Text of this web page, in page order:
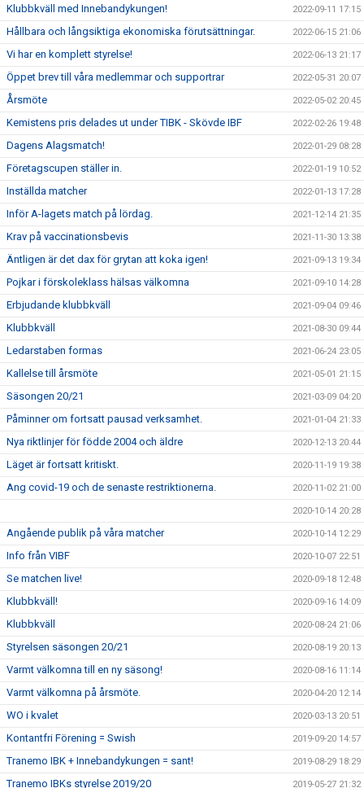
Klubbkväll med Innebandykungen! 2022-09-11 17:15
Hållbara och långsiktiga ekonomiska förutsättningar. 2022-06-15 21:06
Vi har en komplett styrelse! 2022-06-13 21:17
Öppet brev till våra medlemmar och supportrar 2022-05-31 20:07
Årsmöte 2022-05-02 20:45
Kemistens pris delades ut under TIBK - Skövde IBF 2022-02-26 19:48
Dagens Alagsmatch! 2022-01-29 08:28
Företagscupen ställer in. 2022-01-19 10:52
Inställda matcher 2022-01-13 17:28
Inför A-lagets match på lördag. 2021-12-14 21:35
Krav på vaccinationsbevis 2021-11-30 13:38
Äntligen är det dax för grytan att koka igen! 2021-09-13 19:34
Pojkar i förskoleklass hälsas välkomna 2021-09-10 14:28
Erbjudande klubbkväll 2021-09-04 09:46
Klubbkväll 2021-08-30 09:44
Ledarstaben formas 2021-06-24 23:05
Kallelse till årsmöte 2021-05-01 21:15
Säsongen 20/21 2021-03-09 04:20
Påminner om fortsatt pausad verksamhet. 2021-01-04 21:33
Nya riktlinjer för födde 2004 och äldre 2020-12-13 20:44
Läget är fortsatt kritiskt. 2020-11-19 19:38
Ang covid-19 och de senaste restriktionerna. 2020-11-02 21:00
2020-10-14 20:28
Angående publik på våra matcher 2020-10-14 12:29
Info från VIBF 2020-10-07 22:51
Se matchen live! 2020-09-18 12:48
Klubbkväll! 2020-09-16 14:09
Klubbkväll 2020-08-24 21:06
Styrelsen säsongen 20/21 2020-08-19 20:13
Varmt välkomna till en ny säsong! 2020-08-16 11:14
Varmt välkomna på årsmöte. 2020-04-20 12:14
WO i kvalet 2020-03-13 20:51
Kontantfri Förening = Swish 2019-09-20 14:57
Tranemo IBK + Innebandykungen = sant! 2019-08-29 18:29
Tranemo IBKs styrelse 2019/20 2019-05-27 21:32